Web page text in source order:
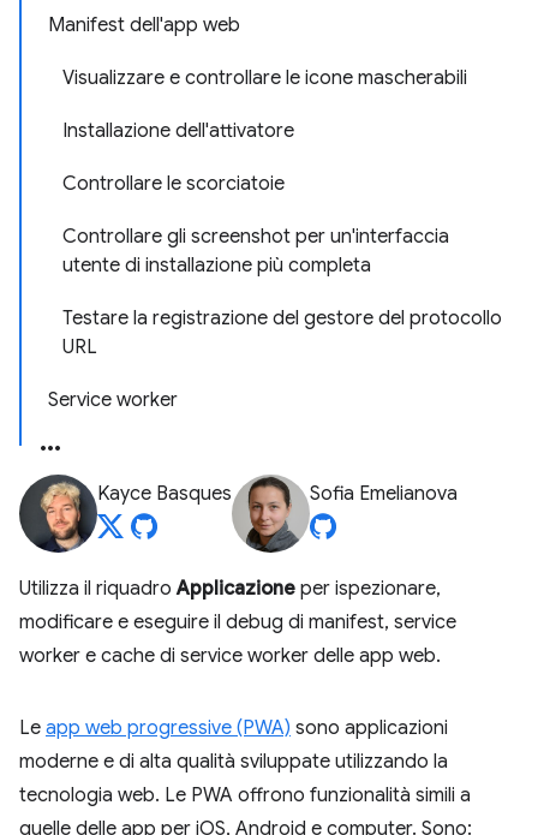
Manifest dell'app web
Visualizzare e controllare le icone mascherabili
Installazione dell'attivatore
Controllare le scorciatoie
Controllare gli screenshot per un'interfaccia
utente di installazione più completa
Testare la registrazione del gestore del protocollo
URL
Service worker
Kayce Basques Sofia Emelianova
Utilizza il riquadroApplicazione per ispezionare,
modificare e eseguire il debug di manifest, service
worker e cache di service worker delle app web.
Le app web progressive (PWA) sono applicazioni
moderne e di alta qualità sviluppate utilizzando la
tecnologia web. Le PWA offrono funzionalità simili a
quelle delle app per iOS, Android e computer. Sono: